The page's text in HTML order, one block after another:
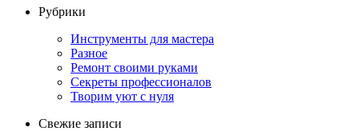
Рубрики
Инструменты для мастера
Разное
Ремонт своими руками
Секреты профессионалов
Творим уют с нуля
Свежие записи